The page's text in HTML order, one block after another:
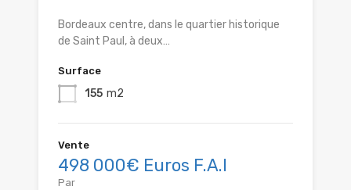
Bordeaux centre, dans le quartier historique
de Saint Paul, à deux…
Surface
155 m2
Vente
498 000€ Euros F.A.I
Par